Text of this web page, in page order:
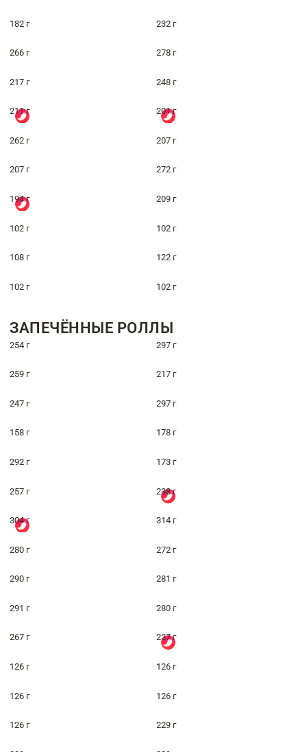
182 г 232 г
266 г 278 г
217 г 248 г
211 г 201 г
262 г 207 г
207 г 272 г
194 г 209 г
102 г 102 г
108 г 122 г
102 г 102 г
ЗАПЕЧЁННЫЕ РОЛЛЫ
254 г 297 г
259 г 217 г
247 г 297 г
158 г 178 г
292 г 173 г
257 г 238 г
304 г 314 г
280 г 272 г
290 г 281 г
291 г 280 г
267 г 237 г
126 г 126 г
126 г 126 г
126 г 229 г